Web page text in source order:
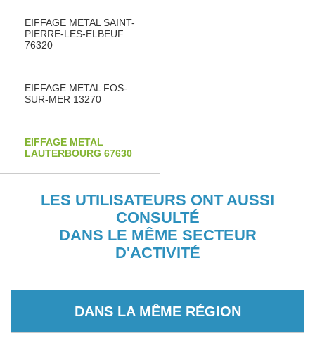
EIFFAGE METAL SAINT-
PIERRE-LES-ELBEUF
76320
EIFFAGE METAL FOS-
SUR-MER 13270
EIFFAGE METAL
LAUTERBOURG 67630
LES UTILISATEURS ONT AUSSI
CONSULTÉ
DANS LE MÊME SECTEUR
D'ACTIVITÉ
DANS LA MÊME RÉGION